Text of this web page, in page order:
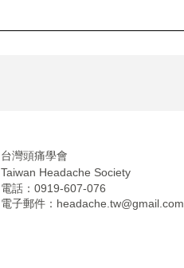
台灣頭痛學會
Taiwan Headache Society
電話：0919-607-076
電子郵件： headache.tw@gmail.com